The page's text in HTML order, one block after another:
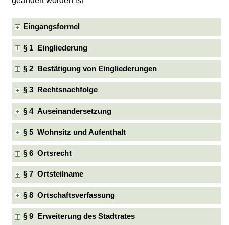
Eingangsformel
§ 1 Eingliederung
§ 2 Bestätigung von Eingliederungen
§ 3 Rechtsnachfolge
§ 4 Auseinandersetzung
§ 5 Wohnsitz und Aufenthalt
§ 6 Ortsrecht
§ 7 Ortsteilname
§ 8 Ortschaftsverfassung
§ 9 Erweiterung des Stadtrates